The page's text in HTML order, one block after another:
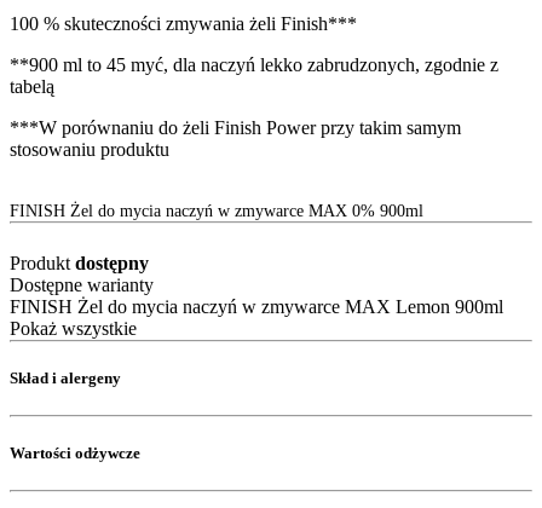
100 % skuteczności zmywania żeli Finish***
**900 ml to 45 myć, dla naczyń lekko zabrudzonych, zgodnie z
tabelą
***W porównaniu do żeli Finish Power przy takim samym
stosowaniu produktu
FINISH Żel do mycia naczyń w zmywarce MAX 0% 900ml
Produkt dostępny
Dostępne warianty
FINISH Żel do mycia naczyń w zmywarce MAX Lemon 900ml
Pokaż wszystkie
Skład i alergeny
Wartości odżywcze